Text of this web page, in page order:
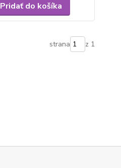
Pridať do košíka
strana z 1